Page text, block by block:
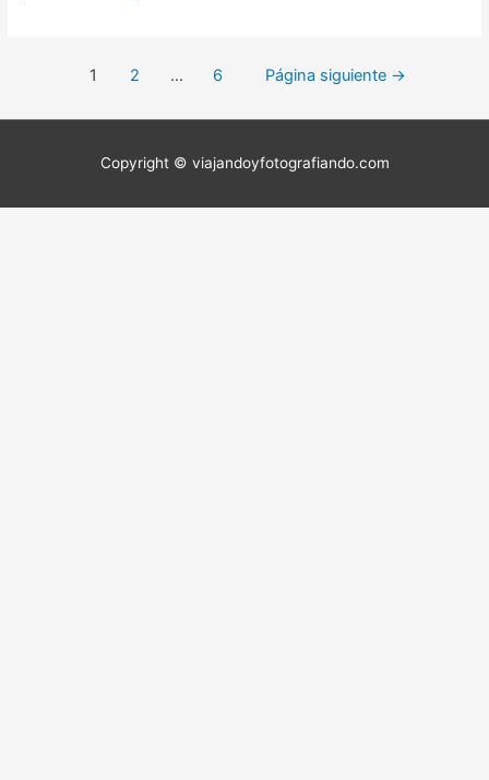
Paginación
de
1 2 … 6 Página siguiente →
Copyright © viajandoyfotografiando.com